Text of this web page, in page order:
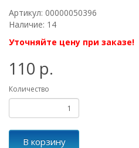
Артикул: 00000050396
Наличие: 14
Уточняйте цену при заказе!
110 р.
Количество
В корзину